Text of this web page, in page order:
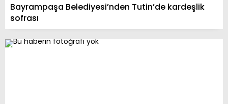
Bayrampaşa Belediyesi’nden Tutin’de kardeşlik
sofrası